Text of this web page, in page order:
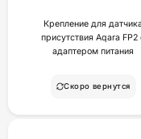
Крепление для
присутствия Aqara FP2
адаптером питания
Скоро вернутся